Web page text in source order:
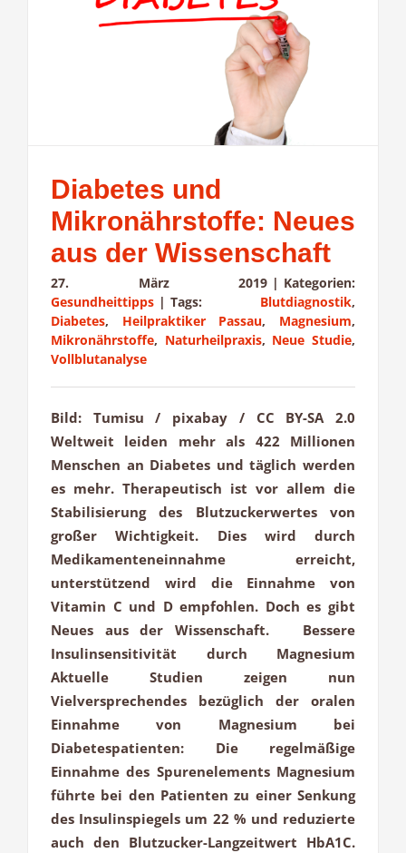
Diabetes und
Mikronährstoffe: Neues
aus der Wissenschaft
27. März 2019 | Kategorien:
Gesundheittipps | Tags: Blutdiagnostik,
Diabetes, Heilpraktiker Passau, Magnesium,
Mikronährstoffe, Naturheilpraxis, Neue Studie,
Vollblutanalyse
Bild: Tumisu / pixabay / CC BY-SA 2.0
Weltweit leiden mehr als 422 Millionen
Menschen an Diabetes und täglich werden
es mehr. Therapeutisch ist vor allem die
Stabilisierung des Blutzuckerwertes von
großer Wichtigkeit. Dies wird durch
Medikamenteneinnahme erreicht,
unterstützend wird die Einnahme von
Vitamin C und D empfohlen. Doch es gibt
Neues aus der Wissenschaft. Bessere
Insulinsensitivität durch Magnesium
Aktuelle Studien zeigen nun
Vielversprechendes bezüglich der oralen
Einnahme von Magnesium bei
Diabetespatienten: Die regelmäßige
Einnahme des Spurenelements Magnesium
führte bei den Patienten zu einer Senkung
des Insulinspiegels um 22 % und reduzierte
auch den Blutzucker-Langzeitwert HbA1C.